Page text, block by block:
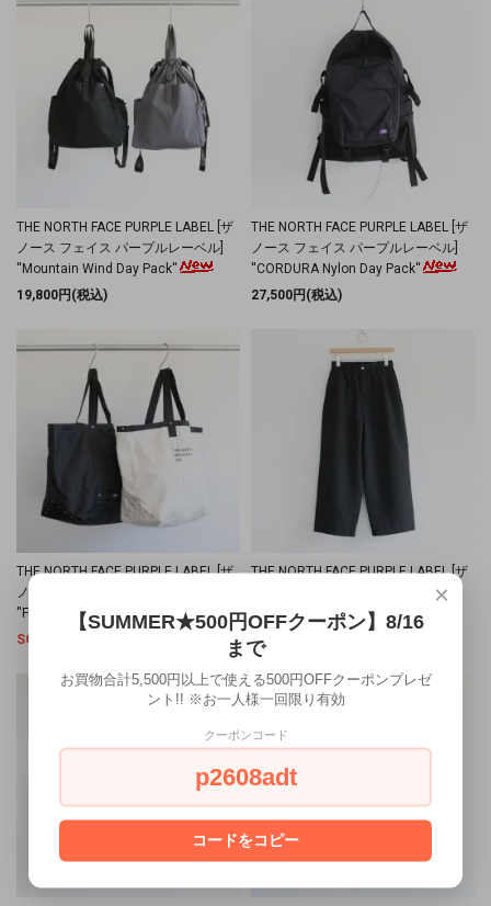
THE NORTH FACE PURPLE LABEL [ザ
ノース フェイス パープルレーベル]
''Mountain Wind Day Pack''
19,800円(税込)
THE NORTH FACE PURPLE LABEL [ザ
ノース フェイス パープルレーベル]
''CORDURA Nylon Day Pack''
27,500円(税込)
THE NORTH FACE PURPLE LABEL [ザ
ノース フェイス パープルレーベル]
''Field Tote Bag''
SOLD OUT
THE NORTH FACE PURPLE LABEL [ザ
ノース フェイス パープルレーベル]
''Field Slacks'' (MEN'S)
SOLD OUT
×
【SUMMER★500円OFFクーポン】8/16
まで
お買物合計5,500円以上で使える500円OFFクーポンプレゼ
ント!! ※お一人様一回限り有効
クーポンコード
p2608adt
コードをコピー